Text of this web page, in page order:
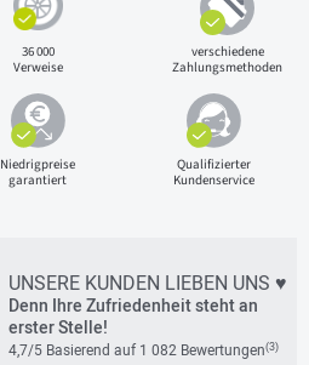
36 000
Verweise
verschiedene
Zahlungsmethoden
Niedrigpreise
garantiert
Qualifizierter
Kundenservice
UNSERE KUNDEN LIEBEN UNS ♥
Denn Ihre Zufriedenheit steht an
erster Stelle!
4,7/5 Basierend auf 1 082 Bewertungen(3)